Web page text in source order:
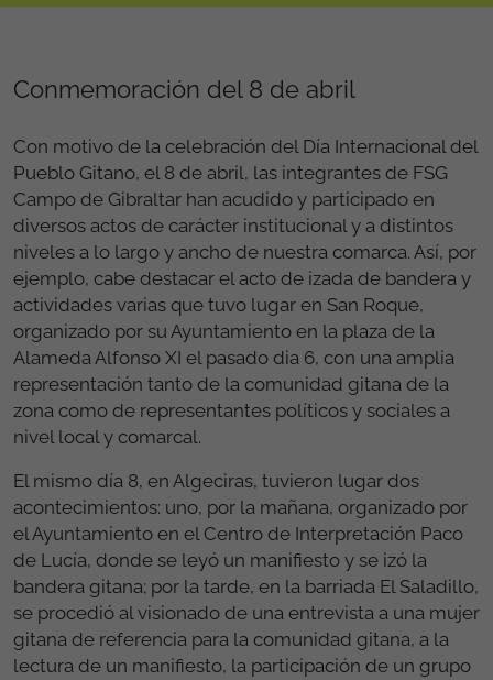
Conmemoración del 8 de abril
Con motivo de la celebración del Día Internacional del
Pueblo Gitano, el 8 de abril, las integrantes de FSG
Campo de Gibraltar han acudido y participado en
diversos actos de carácter institucional y a distintos
niveles a lo largo y ancho de nuestra comarca. Así, por
ejemplo, cabe destacar el acto de izada de bandera y
actividades varias que tuvo lugar en San Roque,
organizado por su Ayuntamiento en la plaza de la
Alameda Alfonso XI el pasado dia 6, con una amplia
representación tanto de la comunidad gitana de la
zona como de representantes políticos y sociales a
nivel local y comarcal.
El mismo día 8, en Algeciras, tuvieron lugar dos
acontecimientos: uno, por la mañana, organizado por
el Ayuntamiento en el Centro de Interpretación Paco
de Lucía, donde se leyó un manifiesto y se izó la
bandera gitana; por la tarde, en la barriada El Saladillo,
se procedió al visionado de una entrevista a una mujer
gitana de referencia para la comunidad gitana, a la
lectura de un manifiesto, la participación de un grupo